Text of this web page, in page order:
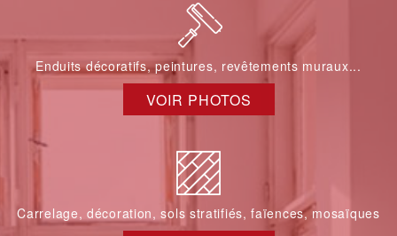
Enduits décoratifs, peintures, revêtements muraux...
VOIR PHOTOS
Carrelage, décoration, sols stratifiés, faïences, mosaïques